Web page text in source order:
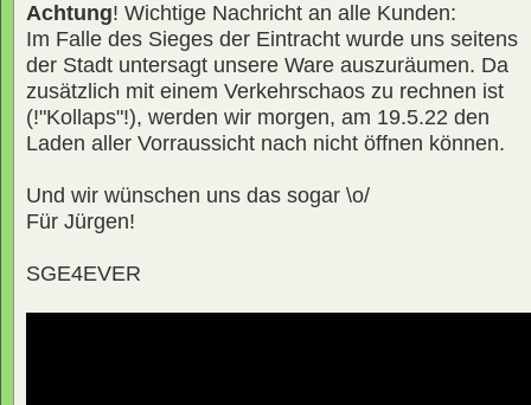
Achtung! Wichtige Nachricht an alle Kunden:
Im Falle des Sieges der Eintracht wurde uns seitens
der Stadt untersagt unsere Ware auszuräumen. Da
zusätzlich mit einem Verkehrschaos zu rechnen ist
(!"Kollaps"!), werden wir morgen, am 19.5.22 den
Laden aller Vorraussicht nach nicht öffnen können.
Und wir wünschen uns das sogar \o/
Für Jürgen!
SGE4EVER